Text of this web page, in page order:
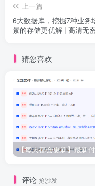
上一篇
6大数据库，挖掘7种业务
景的存储更优解 | 高清无
猜您喜欢
评论 抢沙发